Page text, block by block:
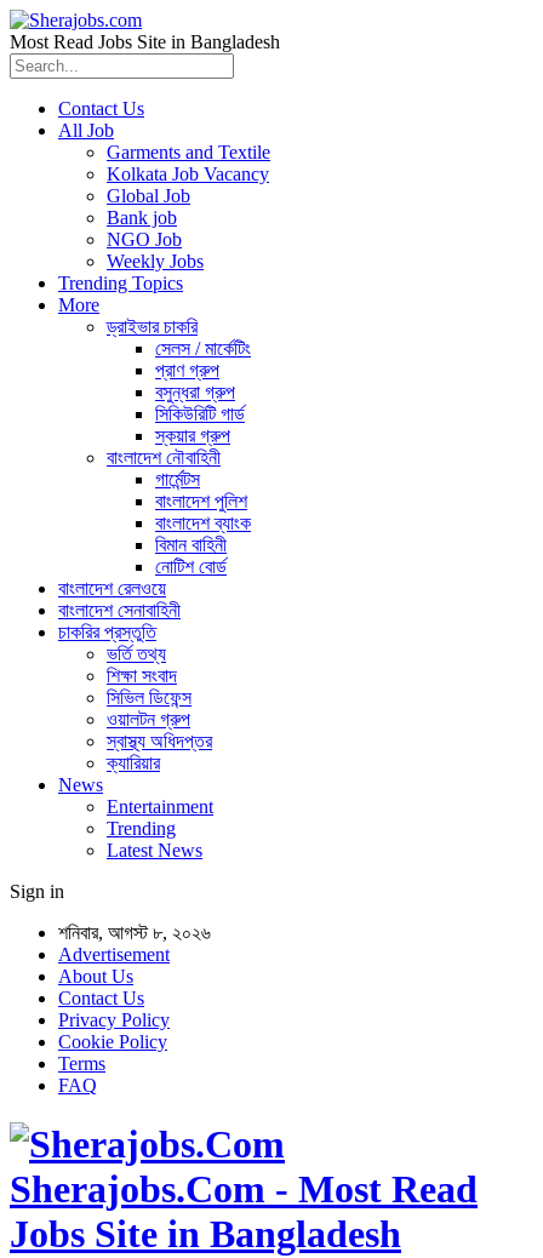
Most Read Jobs Site in Bangladesh
Contact Us
All Job
Garments and Textile
Kolkata Job Vacancy
Global Job
Bank job
NGO Job
Weekly Jobs
Trending Topics
More
ড্রাইভার চাকরি
সেলস / মার্কেটিং
প্রাণ গ্রুপ
বসুন্ধরা গ্রুপ
সিকিউরিটি গার্ড
স্কয়ার গ্রুপ
বাংলাদেশ নৌবাহিনী
গার্মেন্টস
বাংলাদেশ পুলিশ
বাংলাদেশ ব্যাংক
বিমান বাহিনী
নোটিশ বোর্ড
বাংলাদেশ রেলওয়ে
বাংলাদেশ সেনাবাহিনী
চাকরির প্রস্তুতি
ভর্তি তথ্য
শিক্ষা সংবাদ
সিভিল ডিফেন্স
ওয়ালটন গ্রুপ
স্বাস্থ্য অধিদপ্তর
ক্যারিয়ার
News
Entertainment
Trending
Latest News
Sign in
শনিবার, আগস্ট ৮, ২০২৬
Advertisement
About Us
Contact Us
Privacy Policy
Cookie Policy
Terms
FAQ
Sherajobs.Com - Most Read
Jobs Site in Bangladesh